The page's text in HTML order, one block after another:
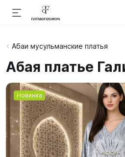
Абаи мусульманские платья
Абая платье
Новинка